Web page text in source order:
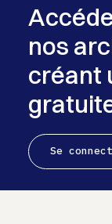
nos
créant
Se